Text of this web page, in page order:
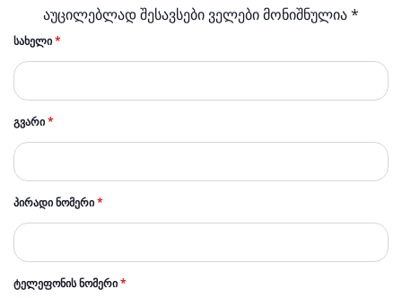
აუცილებლად შესავსები ველები მონიშნულია *
ᲡᲐᲮᲔᲚᲘ*
ᲒᲕᲐᲠᲘ*
ᲞᲘᲠᲐᲓᲘ ᲜᲝᲛᲔᲠᲘ*
ᲢᲔᲚᲔᲤᲝᲜᲘᲡ ᲜᲝᲛᲔᲠᲘ*